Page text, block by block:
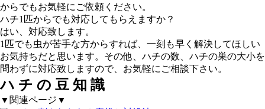
からでもお気軽にご依頼ください。
ハチ1匹からでも対応してもらえますか？
はい、対応致します。
1匹でも虫が苦手な方からすれば、一刻も早く解決してほしい
お気持ちだと思います。その他、ハチの数、ハチの巣の大小を
問わずに対応致しますので、お気軽にご相談下さい。
ハ チ の 豆 知 識
▼関連ページ▼